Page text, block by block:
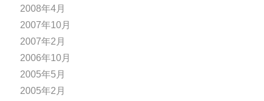
2008年4月
2007年10月
2007年2月
2006年10月
2005年5月
2005年2月